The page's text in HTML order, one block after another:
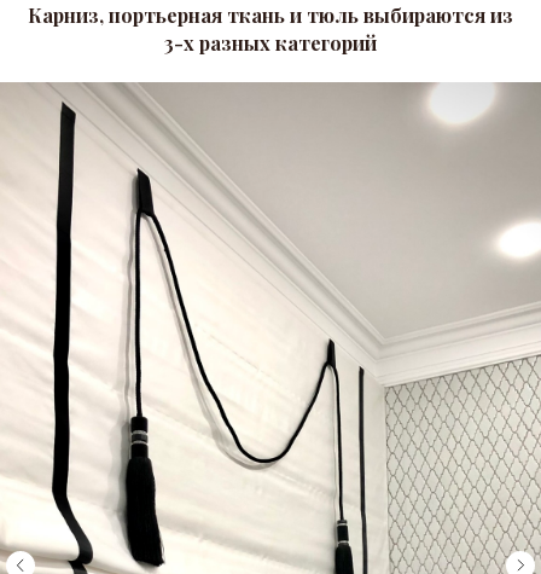
Карниз, портьерная ткань и тюль выбираются из
3-х разных категорий